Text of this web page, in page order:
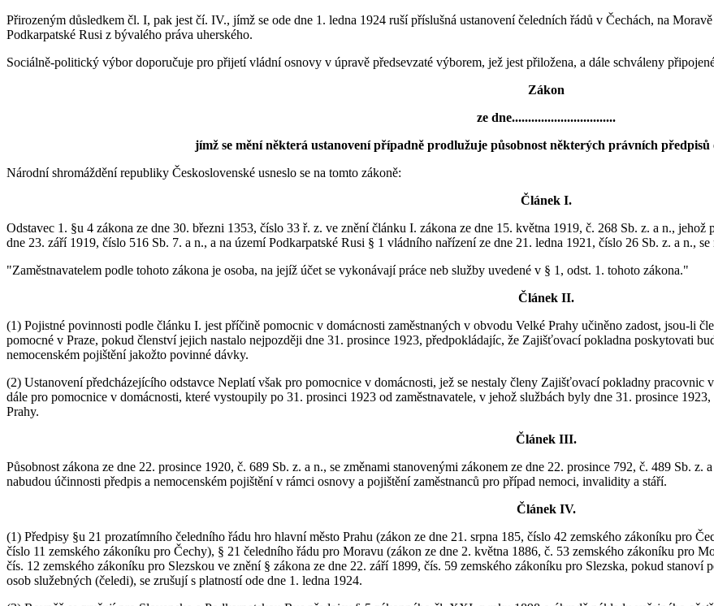
Přirozeným důsledkem čl. I, pak jest čí. IV., jímž se ode dne 1. ledna 1924 ruší příslušná ustanovení čeledních řádů v Čechách, na
Podkarpatské Rusi z bývalého práva uherského.
Sociálně-politický výbor doporučuje pro přijetí vládní osnovy v úpravě předsevzaté výborem, jež jest přiložena, a dále schváleny
Zákon
ze dne................................
jímž se mění některá ustanovení případně prodlužuje působnost některých právních předpisů
Národní shromáždění republiky Československé usneslo se na tomto zákoně:
Článek I.
Odstavec 1. §u 4 zákona ze dne 30. březni 1353, číslo 33 ř. z. ve znění článku I. zákona ze dne 15. května 1919, č. 268 Sb. z. a n.,
dne 23. září 1919, číslo 516 Sb. 7. a n., a na území Podkarpatské Rusi § 1 vládního nařízení ze dne 21. ledna 1921, číslo 26 Sb. z. a n.,
"Zaměstnavatelem podle tohoto zákona je osoba, na jejíž účet se vykonávají práce neb služby uvedené v § 1, odst. 1. tohoto zákona."
Článek II.
(1) Pojistné povinnosti podle článku I. jest příčině pomocnic v domácnosti zaměstnaných v obvodu Velké Prahy učiněno zadost, jsou-li
pomocné v Praze, pokud členství jejich nastalo nejpozději dne 31. prosince 1923, předpokládajíc, že Zajišťovací pokladna poskytovati
nemocenském pojištění jakožto povinné dávky.
(2) Ustanovení předcházejícího odstavce Neplatí však pro pomocnice v domácnosti, jež se nestaly členy Zajišťovací pokladny pracovnic
dále pro pomocnice v domácnosti, které vystoupily po 31. prosinci 1923 od zaměstnavatele, v jehož službách byly dne 31. prosince
Prahy.
Článek III.
Působnost zákona ze dne 22. prosince 1920, č. 689 Sb. z. a n., se změnami stanovenými zákonem ze dne 22. prosince 792, č. 489 Sb.
nabudou účinnosti předpis a nemocenském pojištění v rámci osnovy a pojištění zaměstnanců pro případ nemoci, invalidity a stáří.
Článek IV.
(1) Předpisy §u 21 prozatímního čeledního řádu hro hlavní město Prahu (zákon ze dne 21. srpna 185, číslo 42 zemského zákoníku pro
číslo 11 zemského zákoníku pro Čechy), § 21 čeledního řádu pro Moravu (zákon ze dne 2. května 1886, č. 53 zemského zákoníku pro
čís. 12 zemského zákoníku pro Slezskou ve znění § zákona ze dne 22. září 1899, čís. 59 zemského zákoníku pro Slezska, pokud stanoví
osob služebných (čeledi), se zrušují s platností ode dne 1. ledna 1924.